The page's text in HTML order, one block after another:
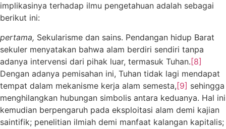
implikasinya terhadap ilmu pengetahuan adalah sebagai
berikut ini:
pertama, Sekularisme dan sains. Pendangan hidup Barat
sekuler menyatakan bahwa alam berdiri sendiri tanpa
adanya intervensi dari pihak luar, termasuk Tuhan.[8]
Dengan adanya pemisahan ini, Tuhan tidak lagi mendapat
tempat dalam mekanisme kerja alam semesta,[9] sehingga
menghilangkan hubungan simbolis antara keduanya. Hal ini
kemudian berpengaruh pada eksploitasi alam demi kajian
saintifik; penelitian ilmiah demi manfaat kalangan kapitalis;